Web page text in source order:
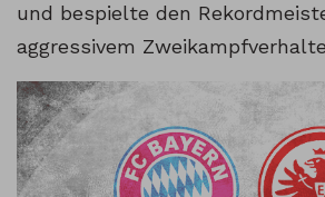
und bespielte den
aggressivem